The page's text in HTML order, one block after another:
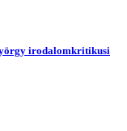
irodalomkritikusi